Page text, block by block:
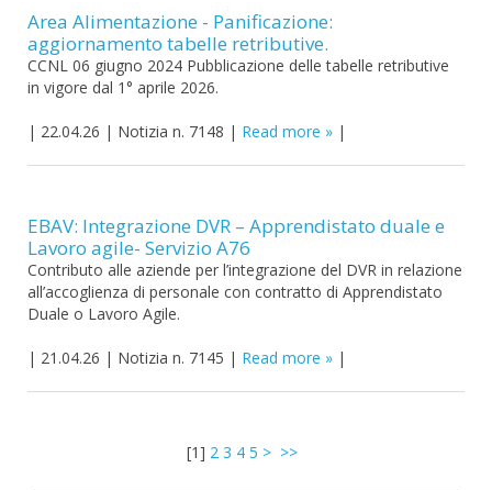
Area Alimentazione - Panificazione:
aggiornamento tabelle retributive.
CCNL 06 giugno 2024 Pubblicazione delle tabelle retributive
in vigore dal 1° aprile 2026.
| 22.04.26 | Notizia n. 7148 | Read more |
EBAV: Integrazione DVR – Apprendistato duale e
Lavoro agile- Servizio A76
Contributo alle aziende per l’integrazione del DVR in relazione
all’accoglienza di personale con contratto di Apprendistato
Duale o Lavoro Agile.
| 21.04.26 | Notizia n. 7145 | Read more |
[1] 2 3 4 5 > >>